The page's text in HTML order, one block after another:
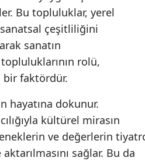
Bu topluluklar, yerel
çeşitliliğini
sanatın
rolü,
faktördür.
hayatına dokunur.
kültürel mirasın
ve değerlerin
sağlar. Bu da